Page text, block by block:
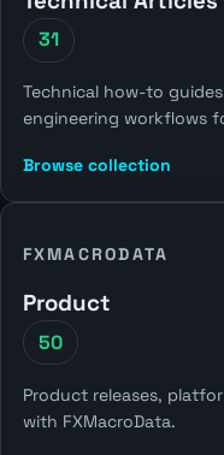
31
Technical how-to
engineering workflows
Browse collection
FXMACRODATA
Product
50
Product releases,
with FXMacroData.